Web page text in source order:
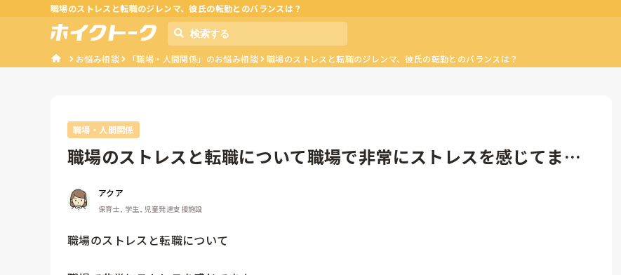
職場のストレスと転職のジレンマ、彼氏の転勤とのバランスは？
お悩み相談 「職場・人間関係」のお悩み相談 職場のストレスと転職のジレンマ、彼氏の転勤とのバランスは？
職場・人間関係
職場のストレスと転職について職場で非常にストレスを感じてま
アクア
保育士, 学生, 児童発達支援施設
職場のストレスと転職について